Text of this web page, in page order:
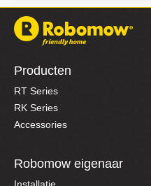
Producten
RT Series
RK Series
Accessories
Robomow eigenaar